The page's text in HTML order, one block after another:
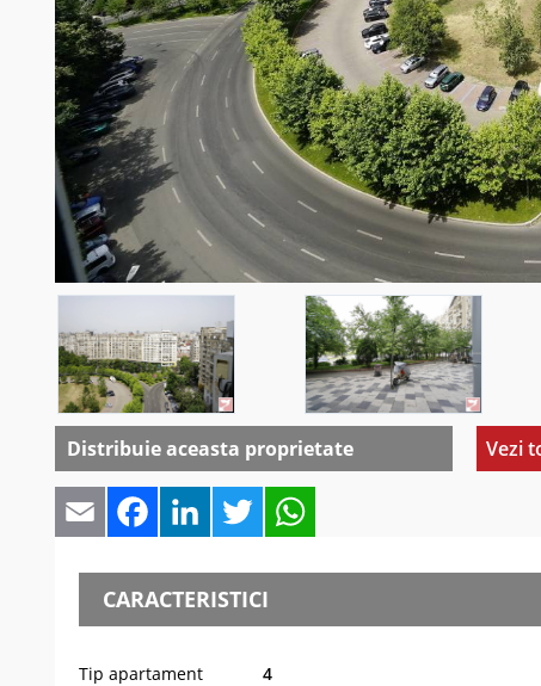
Distribuie aceasta proprietate
Email FacebookLinkedInTwitterWhatsApp
Vezi
CARACTERISTICI
Tip apartament 4